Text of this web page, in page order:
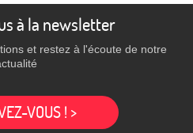
à la newsletter
et restez à l'écoute de notre
VOUS ! >